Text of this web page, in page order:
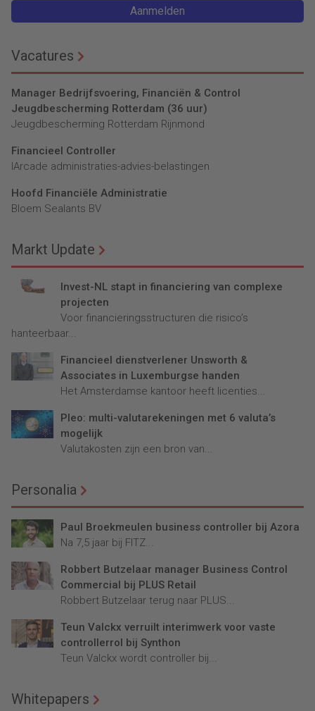
Aanmelden
Vacatures
Manager Bedrijfsvoering, Financiën & Control
Jeugdbescherming Rotterdam (36 uur)
Jeugdbescherming Rotterdam Rijnmond
Financieel Controller
lArcade administraties-advies-belastingen
Hoofd Financiële Administratie
Bloem Sealants BV
Markt Update
Invest-NL stapt in financiering van complexe
projecten
Voor financieringsstructuren die risico’s
hanteerbaar...
Financieel dienstverlener Unsworth &
Associates in Luxemburgse handen
Het Amsterdamse kantoor heeft licenties...
Pleo: multi-valutarekeningen met 6 valuta’s
mogelijk
Valutakosten zijn een bron van...
Personalia
Paul Broekmeulen business controller bij Azora
Na 7,5 jaar bij FITZ...
Robbert Butzelaar manager Business Control
Commercial bij PLUS Retail
Robbert Butzelaar terug naar PLUS...
Teun Valckx verruilt interimwerk voor vaste
controllerrol bij Synthon
Teun Valckx wordt controller bij...
Whitepapers